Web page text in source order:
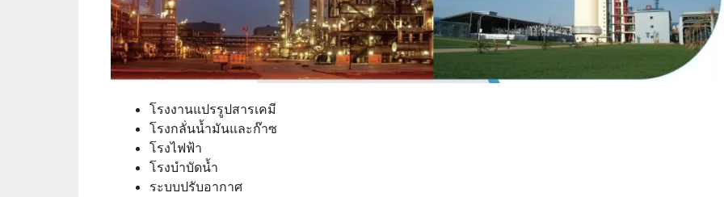
โรงงานแปรรูปสารเคมี
โรงกลั่นน้ำมันและก๊าซ
โรงไฟฟ้า
โรงบำบัดน้ำ
ระบบปรับอากาศ